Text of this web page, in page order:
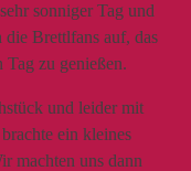
sonniger Tag und
die Brettlfans auf, das
zu genießen.
und leider mit
ein kleines
machten uns dann